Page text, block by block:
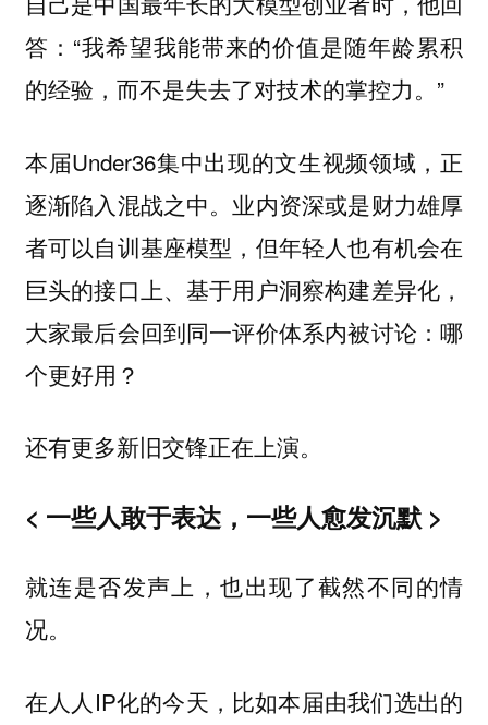
答：“我希望我能带来的价值是随年龄累积
的经验，而不是失去了对技术的掌控力。”
本届Under36集中出现的文生视频领域，正
逐渐陷入混战之中。业内资深或是财力雄厚
者可以自训基座模型，但年轻人也有机会在
巨头的接口上、基于用户洞察构建差异化，
大家最后会回到同一评价体系内被讨论：哪
个更好用？
还有更多新旧交锋正在上演。
< 一些人敢于表达，一些人愈发沉默 >
就连是否发声上，也出现了截然不同的情
况。
在人人IP化的今天，比如本届由我们选出的